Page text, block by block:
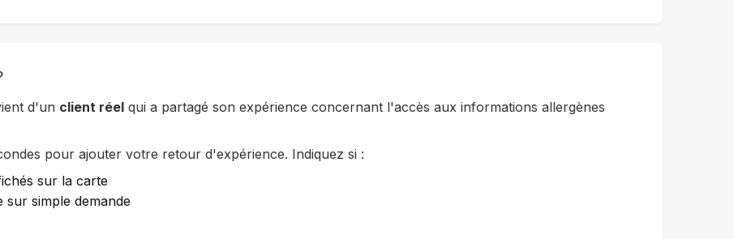
d'un client réel qui a partagé son expérience concernant l'accès aux informations allergènes
pour ajouter votre retour d'expérience. Indiquez si :
sur la carte
simple demande